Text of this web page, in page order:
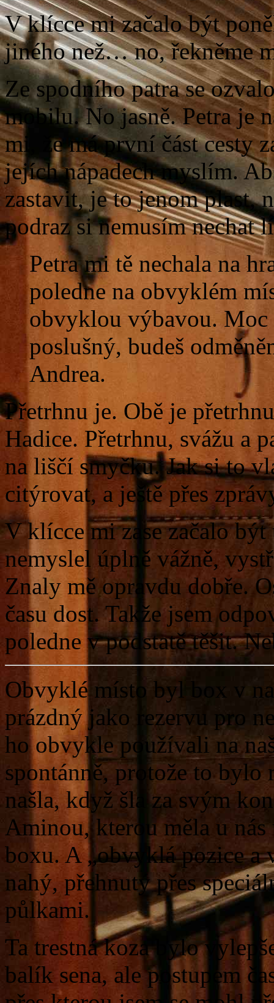
V klícce mi začalo být
jiného než… no, řekněme
Ze spodního patra se
mobilu. No jasně. Petra je
mi, že má první část cesty
jejích nápadech myslím.
zastavit, je to jenom plast,
podraz si nemusím nechat
Petra mi tě nechala na
poledne na obvyklém
obvyklou výbavou. Moc
poslušný, budeš
Andrea.
Přetrhnu je. Obě je
Hadice. Přetrhnu, svážu a
na liščí smyčku. Jak si to
citýrovat, a ještě přes
V klícce mi zase začalo
nemyslel úplně vážně,
Znaly mě opravdu dobře.
času dost. Takže jsem
poledne v podstatě těšit.
Obvyklé místo byl box v
prázdný jako rezervu pro
ho obvykle používali na
spontánně, protože to bylo
našla, když šla za svým
Aminou, kterou měla u
boxu. A „obvyklá pozice a
nahý, přehnutý přes
půlkami.
Ta trestná koza bylo
balík sena, ale postupem